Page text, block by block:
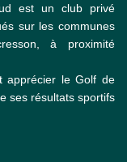
est un club privé
sur les communes
à proximité
apprécier le Golf de
ses résultats sportifs